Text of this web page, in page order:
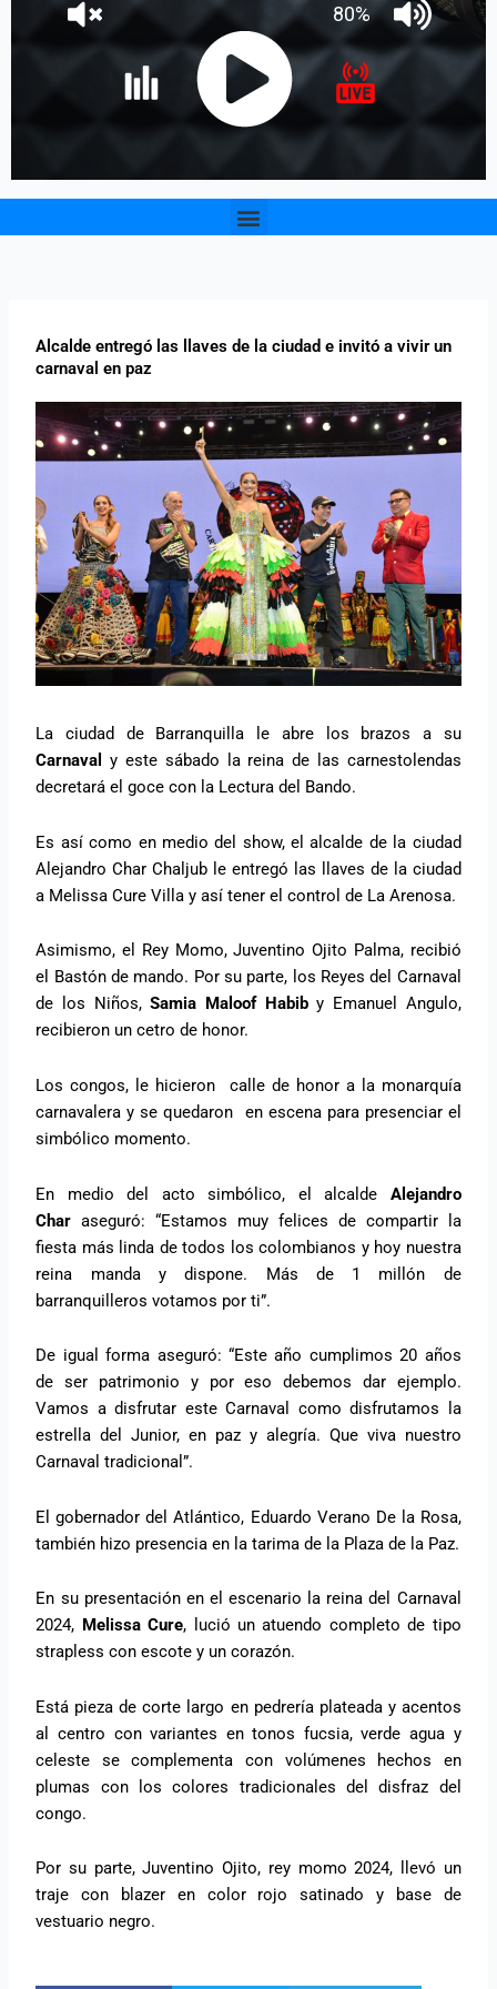
Menu
Alcalde entregó las llaves de la ciudad e invitó a vivir un
carnaval en paz
La ciudad de Barranquilla le abre los brazos a su
Carnaval
y este sábado la reina de las carnestolendas
decretará el goce con la Lectura del Bando.
Es así como en medio del show, el alcalde de la ciudad
Alejandro Char Chaljub le entregó las llaves de la ciudad
a Melissa Cure Villa y así tener el control de La Arenosa.
Asimismo, el Rey Momo, Juventino Ojito Palma, recibió
el Bastón de mando. Por su parte, los Reyes del Carnaval
de los Niños,Samia Maloof Habiby Emanuel Angulo,
recibieron un cetro de honor.
Los congos, le hicieron calle de honor a la monarquía
carnavalera y se quedaron en escena para presenciar el
simbólico momento.
En medio del acto simbólico, el alcalde Alejandro
Charaseguró: “Estamos muy felices de compartir la
fiesta más linda de todos los colombianos y hoy nuestra
reina manda y dispone. Más de 1 millón de
barranquilleros votamos por ti”.
De igual forma aseguró: “Este año cumplimos 20 años
de ser patrimonio y por eso debemos dar ejemplo.
Vamos a disfrutar este Carnaval como disfrutamos la
estrella del Junior, en paz y alegría. Que viva nuestro
Carnaval tradicional”.
El gobernador del Atlántico, Eduardo Verano De la Rosa,
también hizo presencia en la tarima de la Plaza de la Paz.
En su presentación en el escenario la reina del Carnaval
2024, Melissa Cure, lució un atuendo completo de tipo
strapless con escote y un corazón.
Está pieza de corte largo en pedrería plateada y acentos
al centro con variantes en tonos fucsia, verde agua y
celeste se complementa con volúmenes hechos en
plumas con los colores tradicionales del disfraz del
congo.
Por su parte, Juventino Ojito, rey momo 2024, llevó un
traje con blazer en color rojo satinado y base de
vestuario negro.